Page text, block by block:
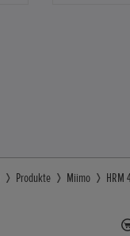
Produkte Miimo HRM